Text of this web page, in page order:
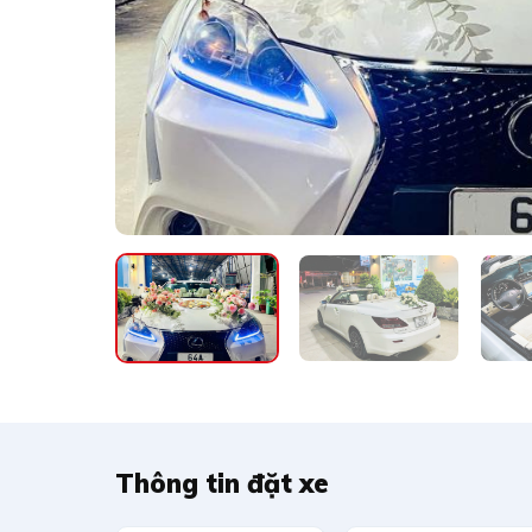
Thông tin đặt xe